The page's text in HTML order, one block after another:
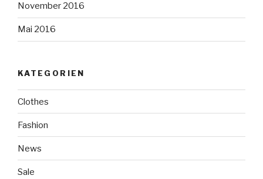
November 2016
Mai 2016
KATEGORIEN
Clothes
Fashion
News
Sale